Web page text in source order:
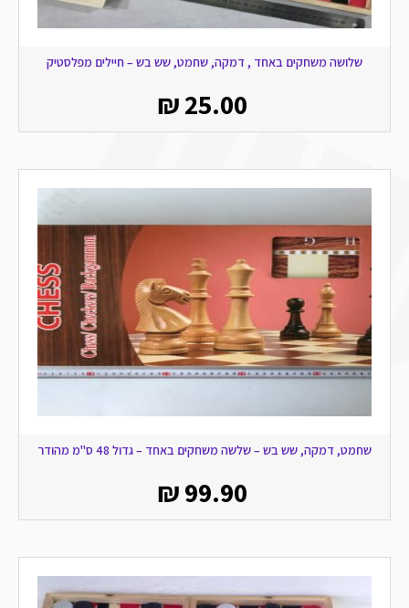
שלושה משחקים באחד , דמקה, שחמט, שש בש – חיילים מפלסטיק
₪25.00
שחמט, דמקה, שש בש – שלשה משחקים באחד – גדול 48 ס"מ מהודר
₪99.90